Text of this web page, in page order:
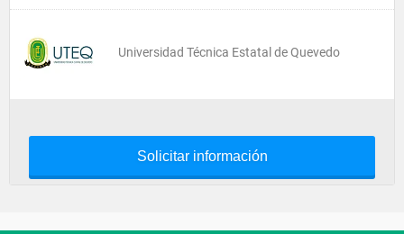
Universidad Técnica Estatal de Quevedo
Solicitar información